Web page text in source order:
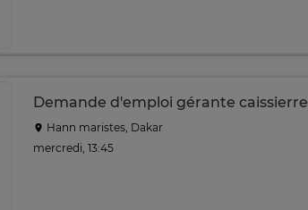
Demande d'emploi gérante caissierre
Hann maristes, Dakar
mercredi, 13:45